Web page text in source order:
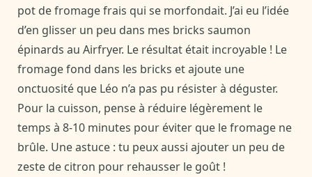
pot de fromage frais qui se morfondait. J’ai eu l’idée
d’en glisser un peu dans mes bricks saumon
épinards au Airfryer. Le résultat était incroyable ! Le
fromage fond dans les bricks et ajoute une
onctuosité que Léo n’a pas pu résister à déguster.
Pour la cuisson, pense à réduire légèrement le
temps à 8-10 minutes pour éviter que le fromage ne
brûle. Une astuce : tu peux aussi ajouter un peu de
zeste de citron pour rehausser le goût !